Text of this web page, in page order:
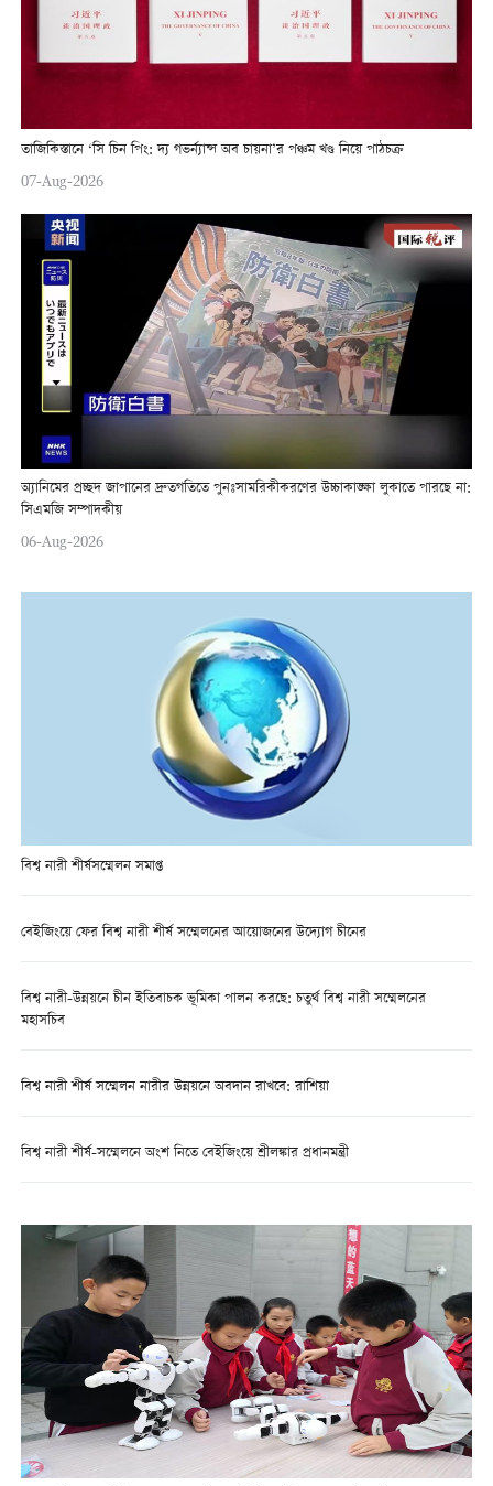
তাজিকিস্তানে ‘সি চিন পিং: দ্য গভর্ন্যান্স অব চায়না’র পঞ্চম খণ্ড নিয়ে পাঠচক্র
07-Aug-2026
অ্যানিমের প্রচ্ছদ জাপানের দ্রুতগতিতে পুনঃসামরিকীকরণের উচ্চাকাঙ্ক্ষা লুকাতে পারছে না:
সিএমজি সম্পাদকীয়
06-Aug-2026
বিশ্ব নারী শীর্ষসম্মেলন সমাপ্ত
বেইজিংয়ে ফের বিশ্ব নারী শীর্ষ সম্মেলনের আয়োজনের উদ্যোগ চীনের
বিশ্ব নারী-উন্নয়নে চীন ইতিবাচক ভূমিকা পালন করছে: চতুর্থ বিশ্ব নারী সম্মেলনের
মহাসচিব
বিশ্ব নারী শীর্ষ সম্মেলন নারীর উন্নয়নে অবদান রাখবে: রাশিয়া
বিশ্ব নারী শীর্ষ-সম্মেলনে অংশ নিতে বেইজিংয়ে শ্রীলঙ্কার প্রধানমন্ত্রী